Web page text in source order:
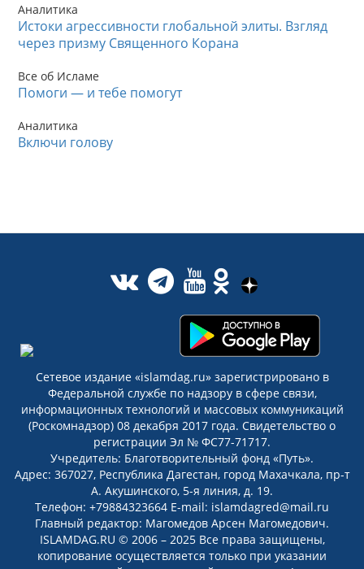
Аналитика
Истоки агрессивности глобальной элиты. Взгляд
через призму Священного Корана
Все об Исламе
Помоги — и тебе помогут
Аналитика
Включи голову
Сетевое издание «islamdag.ru» зарегистрировано в
Федеральной службе по надзору в сфере связи,
информационных технологий и массовых коммуникаций
(Роскомнадзор) 08 декабря 2017 года. Свидетельство о
регистрации Эл № ФС77-71717.
Учредитель: Благотворительный фонд «Путь».
Адрес: 367027, Республика Дагестан, город Махачкала, пр-т
А. Акушинского, 5-я линия, д. 19.
Телефон: +79884323664 E-mail: islamdagred@mail.ru
Главный редактор: Магомедов Арсен Магомедович.
ISLAMDAG.RU © 2006 – 2025 Все права защищены,
копирование осуществляется только при указании